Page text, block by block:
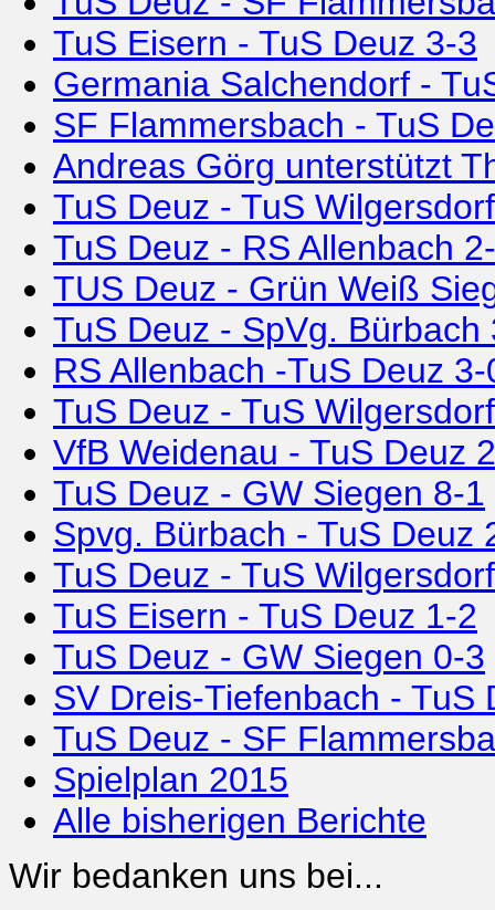
TuS Eisern - TuS Deuz 3-3
Germania Salchendorf -
SF Flammersbach - TuS
Andreas Görg unterstützt
TuS Deuz - TuS
TuS Deuz - RS Allenbach
TUS Deuz - Grün Weiß
TuS Deuz - SpVg. Bürbach
RS Allenbach -TuS Deuz 3-
TuS Deuz - TuS
VfB Weidenau - TuS Deuz
TuS Deuz - GW Siegen 8-1
Spvg. Bürbach - TuS Deuz
TuS Deuz - TuS
TuS Eisern - TuS Deuz 1-2
TuS Deuz - GW Siegen 0-3
SV Dreis-Tiefenbach - TuS
TuS Deuz - SF
Spielplan 2015
Alle bisherigen Berichte
Wir bedanken uns bei...